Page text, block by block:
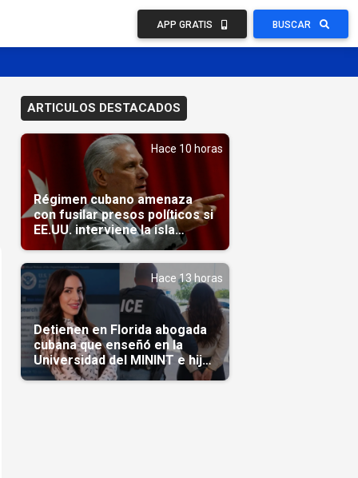
APP GRATIS BUSCAR
ARTICULOS DESTACADOS
Hace 10 horas
Régimen cubano amenaza
con fusilar presos políticos si
EE.UU. interviene la isla
(Video)
Hace 13 horas
Detienen en Florida abogada
cubana que enseñó en la
Universidad del MININT e hija
de diplomático cubano